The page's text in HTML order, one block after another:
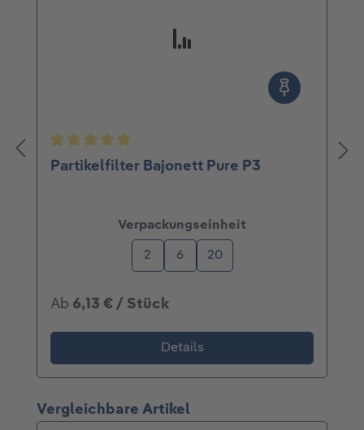
Durchschnittliche Bewertung von 5 von 5
Partikelfilter Bajonett Pure P3
Verpackungseinheit
2 6 20
Ab 6,13 € / Stück
Details
Produktgalerie überspringen
Vergleichbare Artikel